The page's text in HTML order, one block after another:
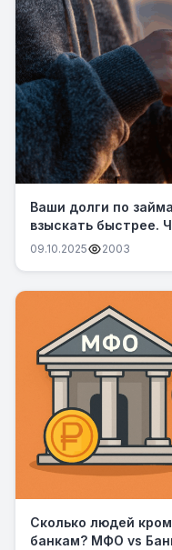
Ваши долги по
взыскать быстрее.
09.10.2025 2003
Сколько людей
банкам? МФО vs